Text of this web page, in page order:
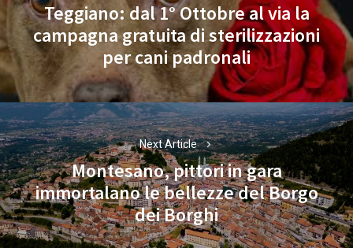
Previous
post:
Teggiano: dal 1° Ottobre al via la
campagna gratuita di sterilizzazioni
per cani padronali
Next Article
Next
post:
Montesano, pittori in gara
immortalano le bellezze del Borgo
dei Borghi